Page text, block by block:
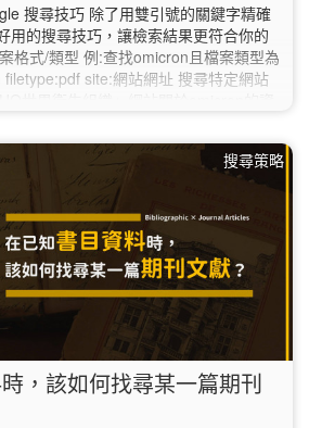
搜尋技巧 除了用雙引號的關鍵字精確
用的搜尋技巧，讓檢索結果更符合你的
格式/類型 例:查找omicron且檔案類型為
site:網站網址 搜尋特定網站
搜尋策略
，該如何找尋某一篇期刊